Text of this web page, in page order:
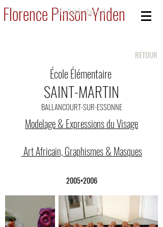
Florence Pinson-Ynden
Let's think about it...
RETOUR
École Élémentaire
SAINT-MARTIN
BALLANCOURT-SUR-ESSONNE
Modelage & Expressions du Visage
Art Africain, Graphismes & Masques
2005•2006